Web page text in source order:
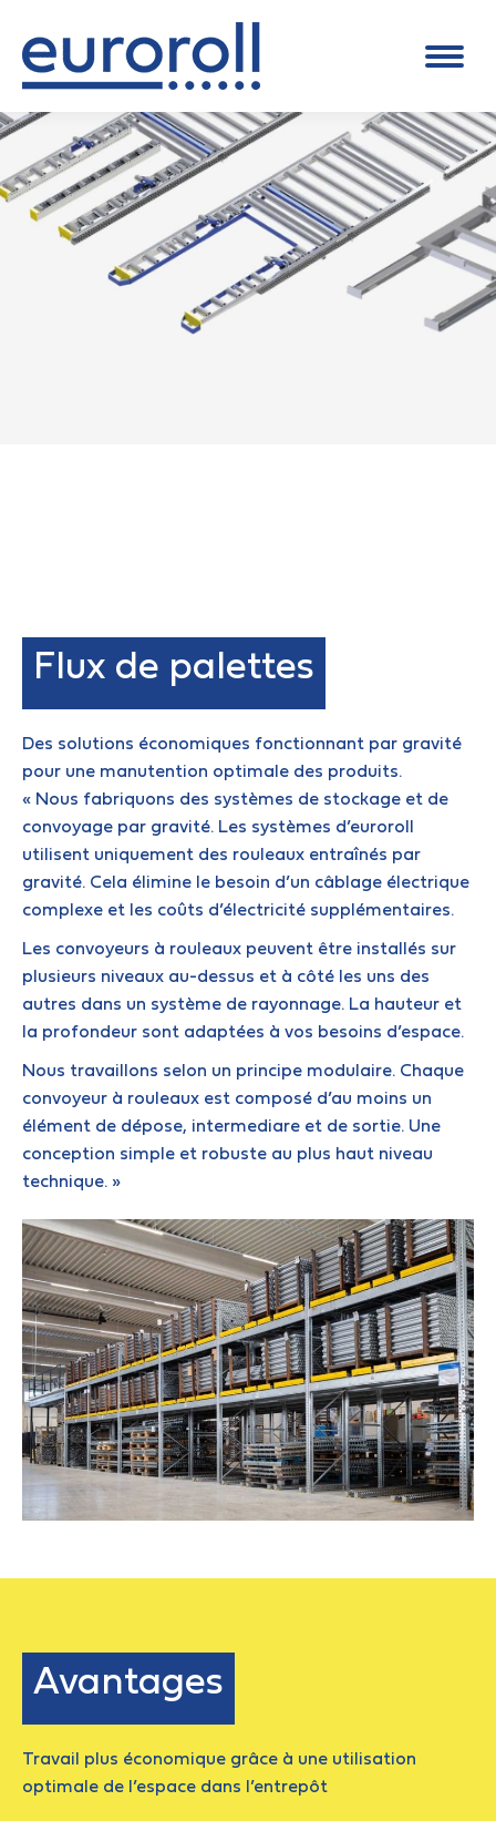
Flux de palettes
Des solutions économiques fonctionnant par gravité
pour une manutention optimale des produits.
« Nous fabriquons des systèmes de stockage et de
convoyage par gravité. Les systèmes d’euroroll
utilisent uniquement des rouleaux entraînés par
gravité. Cela élimine le besoin d’un câblage électrique
complexe et les coûts d’électricité supplémentaires.
Les convoyeurs à rouleaux peuvent être installés sur
plusieurs niveaux au-dessus et à côté les uns des
autres dans un système de rayonnage. La hauteur et
la profondeur sont adaptées à vos besoins d’espace.
Nous travaillons selon un principe modulaire. Chaque
convoyeur à rouleaux est composé d’au moins un
élément de dépose, intermediare et de sortie. Une
conception simple et robuste au plus haut niveau
technique. »
Avantages
Travail plus économique grâce à une utilisation
optimale de l’espace dans l’entrepôt